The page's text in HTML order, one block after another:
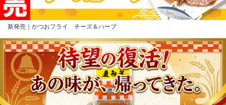
新発売｜かつおフライ チーズ＆ハーブ